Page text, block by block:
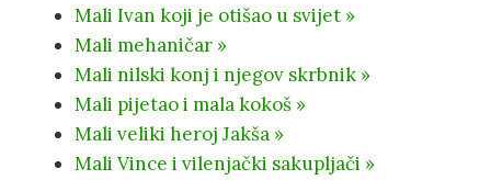
Mali Ivan koji je otišao u svijet »
Mali mehaničar »
Mali nilski konj i njegov skrbnik »
Mali pijetao i mala kokoš »
Mali veliki heroj Jakša »
Mali Vince i vilenjački sakupljači »